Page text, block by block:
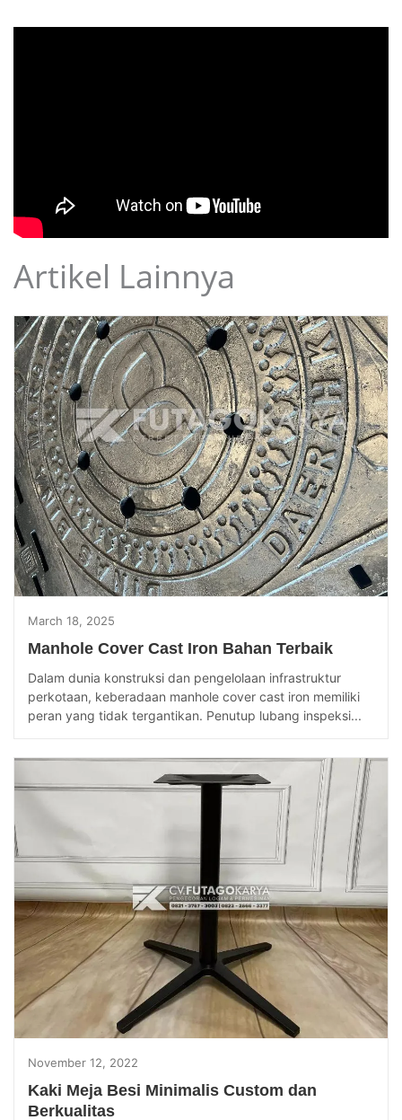
Artikel Lainnya
March 18, 2025
Manhole Cover Cast Iron Bahan Terbaik
Dalam dunia konstruksi dan pengelolaan infrastruktur
perkotaan, keberadaan manhole cover cast iron memiliki
peran yang tidak tergantikan. Penutup lubang inspeksi...
November 12, 2022
Kaki Meja Besi Minimalis Custom dan
Berkualitas